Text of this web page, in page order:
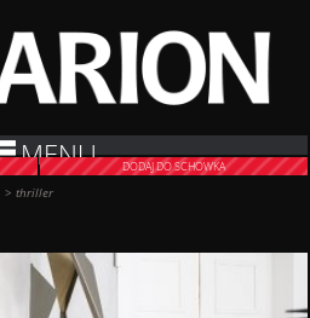
MENU DODAJ DO SCHOWKA
>thriller